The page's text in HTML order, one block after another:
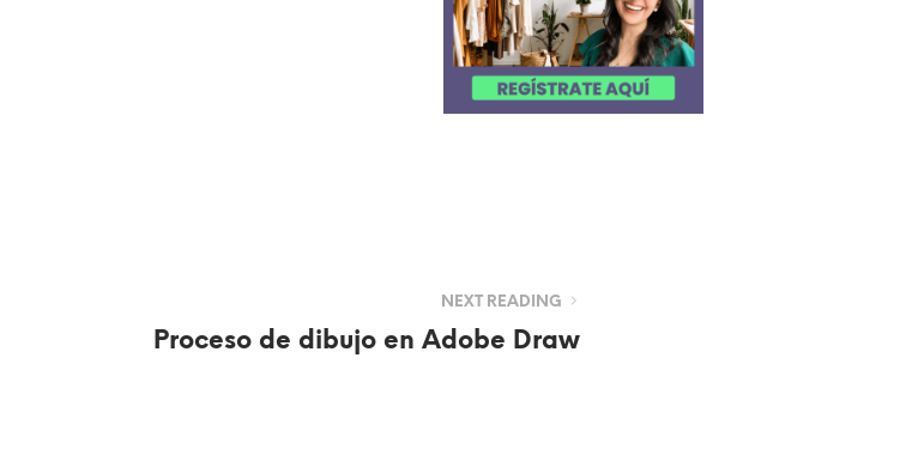
NEXT READING
Proceso de dibujo en Adobe Draw